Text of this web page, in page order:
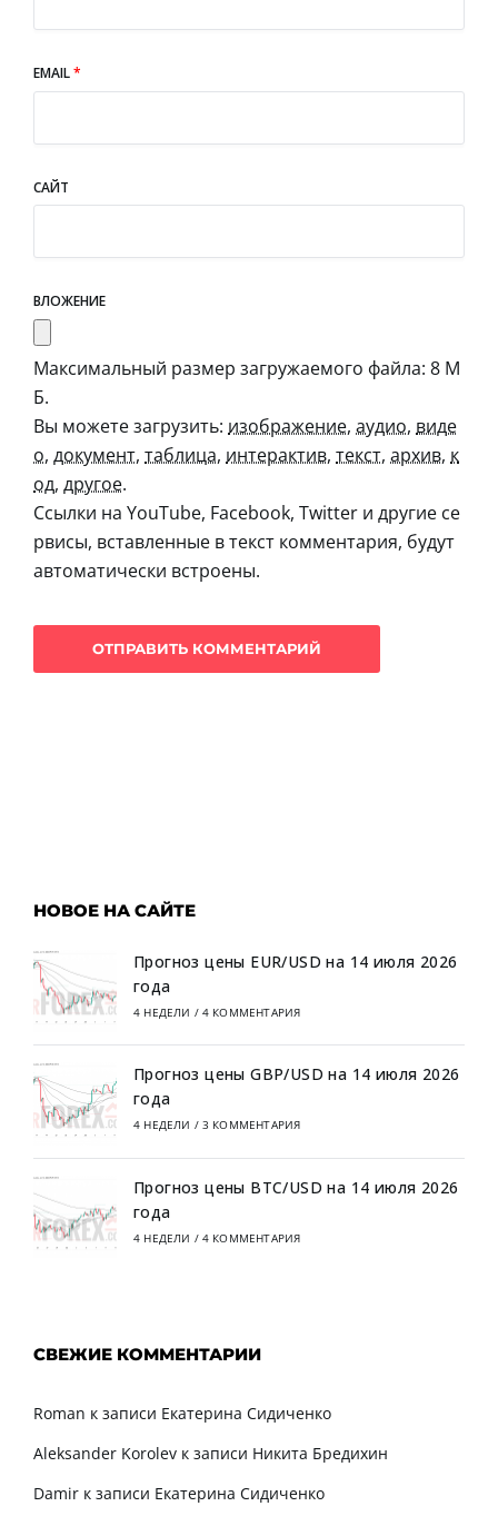
EMAIL*
САЙТ
ВЛОЖЕНИЕ
Максимальный размер загружаемого файла: 8 М
Б.
Вы можете загрузить: изображение, аудио, виде
о, документ, таблица, интерактив, текст, архив, к
од, другое.
Ссылки на YouTube, Facebook, Twitter и другие се
рвисы, вставленные в текст комментария, будут
автоматически встроены.
НОВОЕ НА САЙТЕ
Прогноз цены EUR/USD на 14 июля 2026
года
4 НЕДЕЛИ / 4 КОММЕНТАРИЯ
Прогноз цены GBP/USD на 14 июля 2026
года
4 НЕДЕЛИ / 3 КОММЕНТАРИЯ
Прогноз цены BTC/USD на 14 июля 2026
года
4 НЕДЕЛИ / 4 КОММЕНТАРИЯ
СВЕЖИЕ КОММЕНТАРИИ
Roman к записи Екатерина Сидиченко
Aleksander Korolev к записи Никита Бредихин
Damir к записи Екатерина Сидиченко